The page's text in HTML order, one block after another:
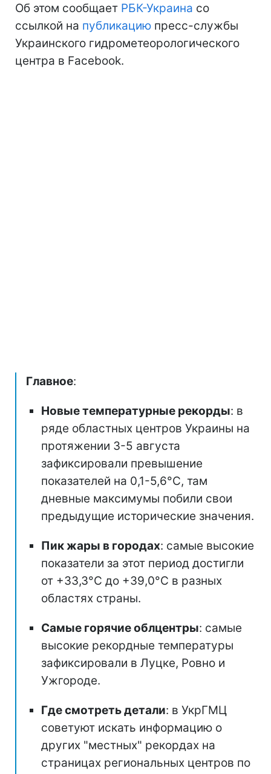
Об этом сообщает РБК-Украина со
ссылкой на публикацию пресс-службы
Украинского гидрометеорологического
центра в Facebook.
Главное:
Новые температурные рекорды: в
ряде областных центров Украины на
протяжении 3-5 августа
зафиксировали превышение
показателей на 0,1-5,6°C, там
дневные максимумы побили свои
предыдущие исторические значения.
Пик жары в городах: самые высокие
показатели за этот период достигли
от +33,3°C до +39,0°C в разных
областях страны.
Самые горячие облцентры: самые
высокие рекордные температуры
зафиксировали в Луцке, Ровно и
Ужгороде.
Где смотреть детали: в УкрГМЦ
советуют искать информацию о
других "местных" рекордах на
страницах региональных центров по